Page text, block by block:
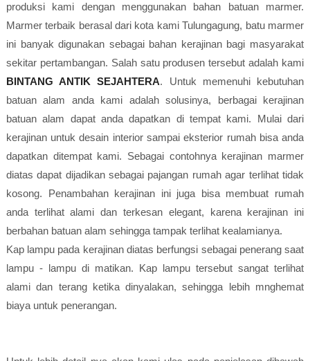
produksi kami dengan menggunakan bahan batuan marmer.
Marmer terbaik berasal dari kota kami Tulungagung, batu marmer
ini banyak digunakan sebagai bahan kerajinan bagi masyarakat
sekitar pertambangan. Salah satu produsen tersebut adalah kami
BINTANG ANTIK SEJAHTERA. Untuk memenuhi kebutuhan
batuan alam anda kami adalah solusinya, berbagai kerajinan
batuan alam dapat anda dapatkan di tempat kami. Mulai dari
kerajinan untuk desain interior sampai eksterior rumah bisa anda
dapatkan ditempat kami. Sebagai contohnya kerajinan marmer
diatas dapat dijadikan sebagai pajangan rumah agar terlihat tidak
kosong. Penambahan kerajinan ini juga bisa membuat rumah
anda terlihat alami dan terkesan elegant, karena kerajinan ini
berbahan batuan alam sehingga tampak terlihat kealamianya.
Kap lampu pada kerajinan diatas berfungsi sebagai penerang saat
lampu - lampu di matikan. Kap lampu tersebut sangat terlihat
alami dan terang ketika dinyalakan, sehingga lebih mnghemat
biaya untuk penerangan.